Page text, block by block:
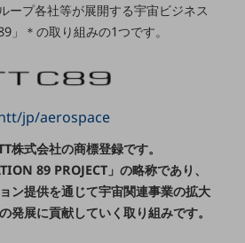
をご紹介
ープ各社等が展開する宇宙ビジネス
」＊の取り組みの1つです。
jp/aerospace
株式会社の商標登録です。
89 PROJECT」の略称であり、
ン提供を通じて宇宙関連事業の拡大
発展に貢献していく取り組みです。